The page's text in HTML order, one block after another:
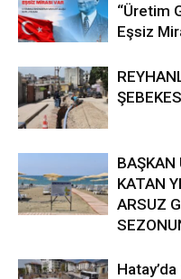
“Üretim
Eşsiz
BAŞKAN
KATAN
ARSUZ